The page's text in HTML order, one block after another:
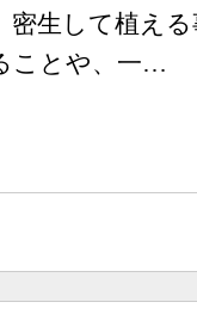
密生して植え
ことや、一…